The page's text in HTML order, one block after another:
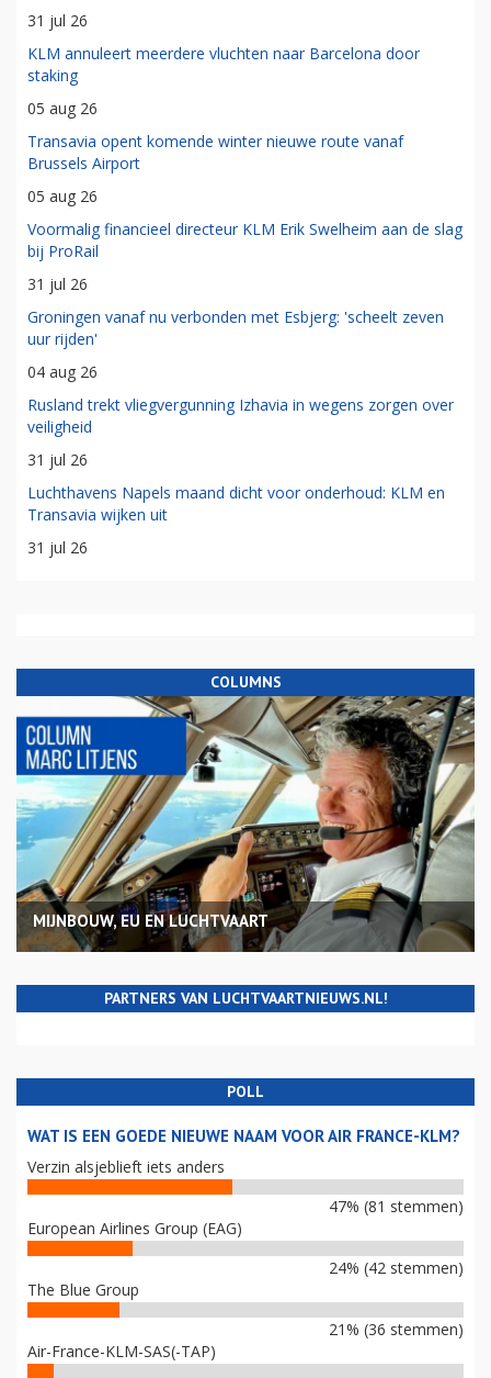
31 jul 26
KLM annuleert meerdere vluchten naar Barcelona door
staking
05 aug 26
Transavia opent komende winter nieuwe route vanaf
Brussels Airport
05 aug 26
Voormalig financieel directeur KLM Erik Swelheim aan de slag
bij ProRail
31 jul 26
Groningen vanaf nu verbonden met Esbjerg: 'scheelt zeven
uur rijden'
04 aug 26
Rusland trekt vliegvergunning Izhavia in wegens zorgen over
veiligheid
31 jul 26
Luchthavens Napels maand dicht voor onderhoud: KLM en
Transavia wijken uit
31 jul 26
COLUMNS
MIJNBOUW, EU EN LUCHTVAART
PARTNERS VAN LUCHTVAARTNIEUWS.NL!
POLL
WAT IS EEN GOEDE NIEUWE NAAM VOOR AIR FRANCE-KLM?
Verzin alsjeblieft iets anders
47% (81 stemmen)
European Airlines Group (EAG)
24% (42 stemmen)
The Blue Group
21% (36 stemmen)
Air-France-KLM-SAS(-TAP)